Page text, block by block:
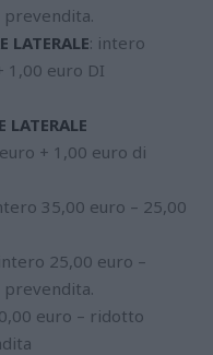
LATERALE: intero
1,00 euro DI
+ 1,00 euro di
35,00 euro – 25,00
25,00 euro –
euro – ridotto